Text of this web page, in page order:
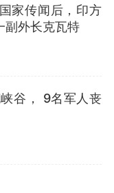
家传闻后，印方
副外长克瓦特
谷， 9名军人丧